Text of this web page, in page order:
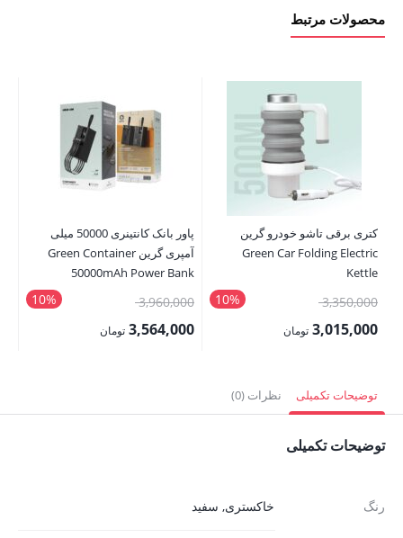
محصولات مرتبط
کتری برقی تاشو خودرو گرین
Green Car Folding Electric
Kettle
10% 3,350,000قیمت
اصلی:3,015,000 تومان
3,015,000 تومان.
پاور بانک کانتینری 50000 میلی
آمپری گرین Green Container
50000mAh Power Bank
10% 3,960,000قیمت
اصلی:3,564,000 تومان
توضیحات تکمیلی نظرات (0)
توضیحات تکمیلی
رنگ خاکستری, سفید